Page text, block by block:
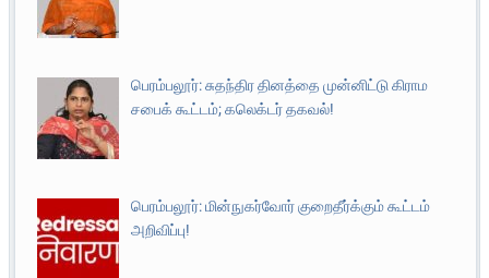
பெரம்பலூர்: சுதந்திர தினத்தை முன்னிட்டு கிராம
சபைக் கூட்டம்; கலெக்டர் தகவல்!
பெரம்பலூர்: மின்நுகர்வோர் குறைதீர்க்கும் கூட்டம்
அறிவிப்பு!